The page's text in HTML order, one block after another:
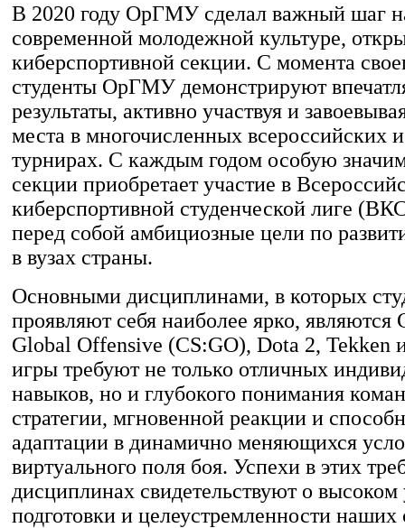
В 2020 году ОрГМУ сделал важный шаг
современной молодежной культуре,
киберспортивной секции. С момента
студенты ОрГМУ демонстрируют
результаты, активно участвуя и
места в многочисленных всероссийских
турнирах. С каждым годом особую
секции приобретает участие в
киберспортивной студенческой лиге
перед собой амбициозные цели по
в вузах страны.
Основными дисциплинами, в которых
проявляют себя наиболее ярко, являются
Global Offensive (CS:GO), Dota 2, Tekken
игры требуют не только отличных
навыков, но и глубокого понимания
стратегии, мгновенной реакции и
адаптации в динамично меняющихся
виртуального поля боя. Успехи в этих
дисциплинах свидетельствуют о высоком
подготовки и целеустремленности наших